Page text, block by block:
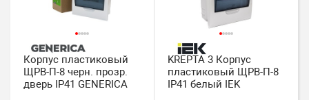
Корпус пластиковый
ЩРВ-П-8 черн. прозр.
дверь IP41 GENERICA
KREPTA 3 Корпус
пластиковый ЩРВ-П-8
IP41 белый IEK